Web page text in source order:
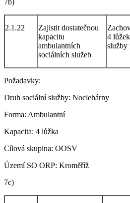
2.1.22
Zajistit dostatečnou
kapacitu
ambulantních
sociálních služeb
4
služby
Požadavky:
Druh sociální služby: Noclehárny
Forma: Ambulantní
Kapacita: 4 lůžka
Cílová skupina: OOSV
Území SO ORP: Kroměříž
7c)